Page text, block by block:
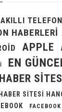
AKILLI
HABERLERI
APPLE
EN
SITESI